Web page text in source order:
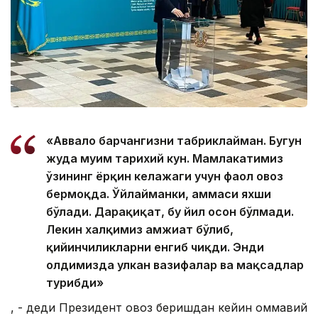
«Аввало барчангизни табриклайман. Бугун
жуда муҳим тарихий кун. Мамлакатимиз
ўзининг ёрқин келажаги учун фаол овоз
бермоқда. Ўйлайманки, ҳаммаси яхши
бўлади. Дарҳақиқат, бу йил осон бўлмади.
Лекин халқимиз ҳамжиҳат бўлиб,
қийинчиликларни енгиб чиқди. Энди
олдимизда улкан вазифалар ва мақсадлар
турибди»
, - деди Президент овоз беришдан кейин оммавий